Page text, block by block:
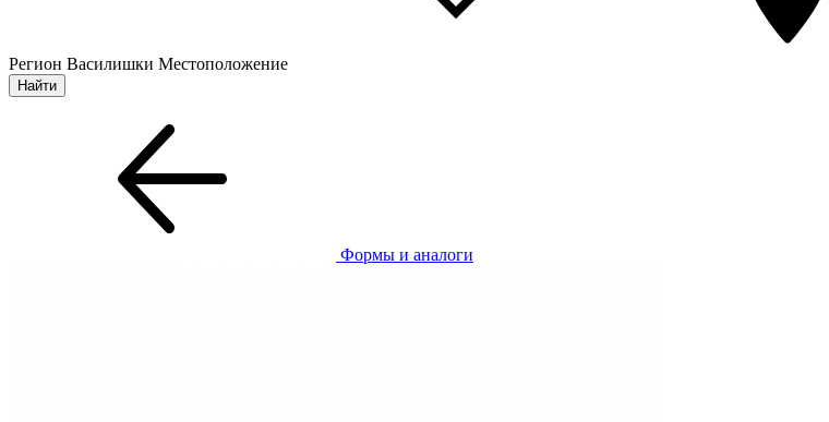
Регион Василишки Местоположение
Формы и аналоги